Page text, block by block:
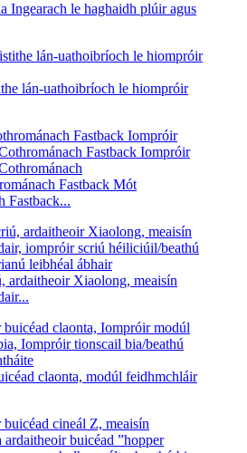
Ingearach le haghaidh plúir agus
lán-uathoibríoch le hiompróir
Fastback Mót
Fastback...
ardaitheoir Xiaolong, meaisín
claonta, modúl feidhmchláir